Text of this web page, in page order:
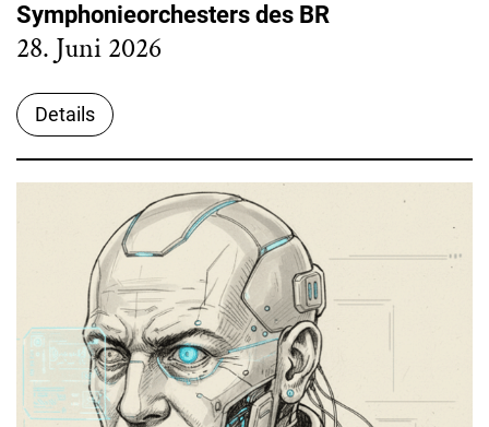
Symphonieorchesters des BR
28. Juni 2026
Details